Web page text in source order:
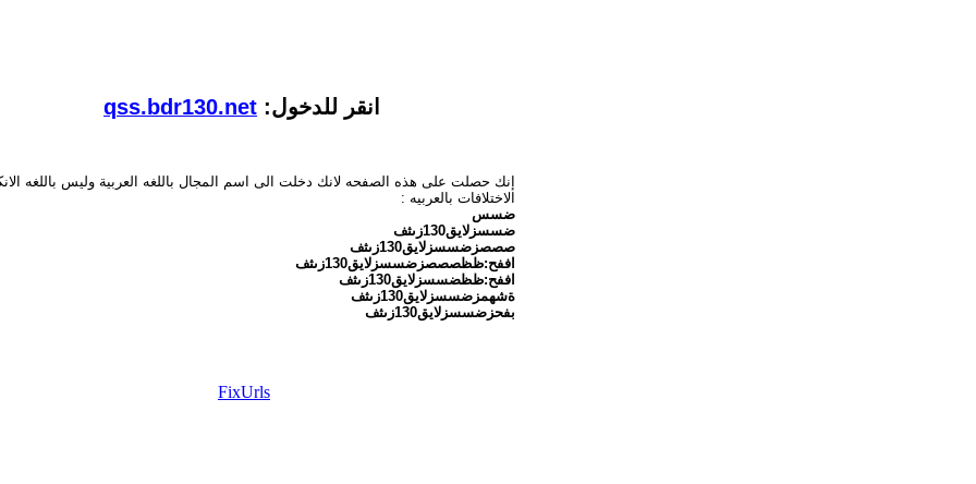
انقر للدخول: qss.bdr130.net
إنك حصلت على هذه الصفحه لانك دخلت الى اسم المجال باللغه العربية وليس باللغه
الاختلافات بالعربيه :
ضسس
ضسسزلايق130زىثف
صصصزضسسزلايق130زىثف
اففح:ظظصصصزضسسزلايق130زىثف
اففح:ظظضسسزلايق130زىثف
ةشهمزضسسزلايق130زىثف
بفحزضسسزلايق130زىثف
FixUrls